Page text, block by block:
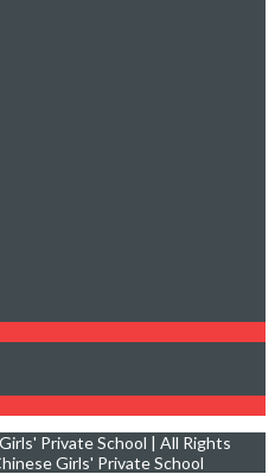
Private School | All Rights
Girls' Private School